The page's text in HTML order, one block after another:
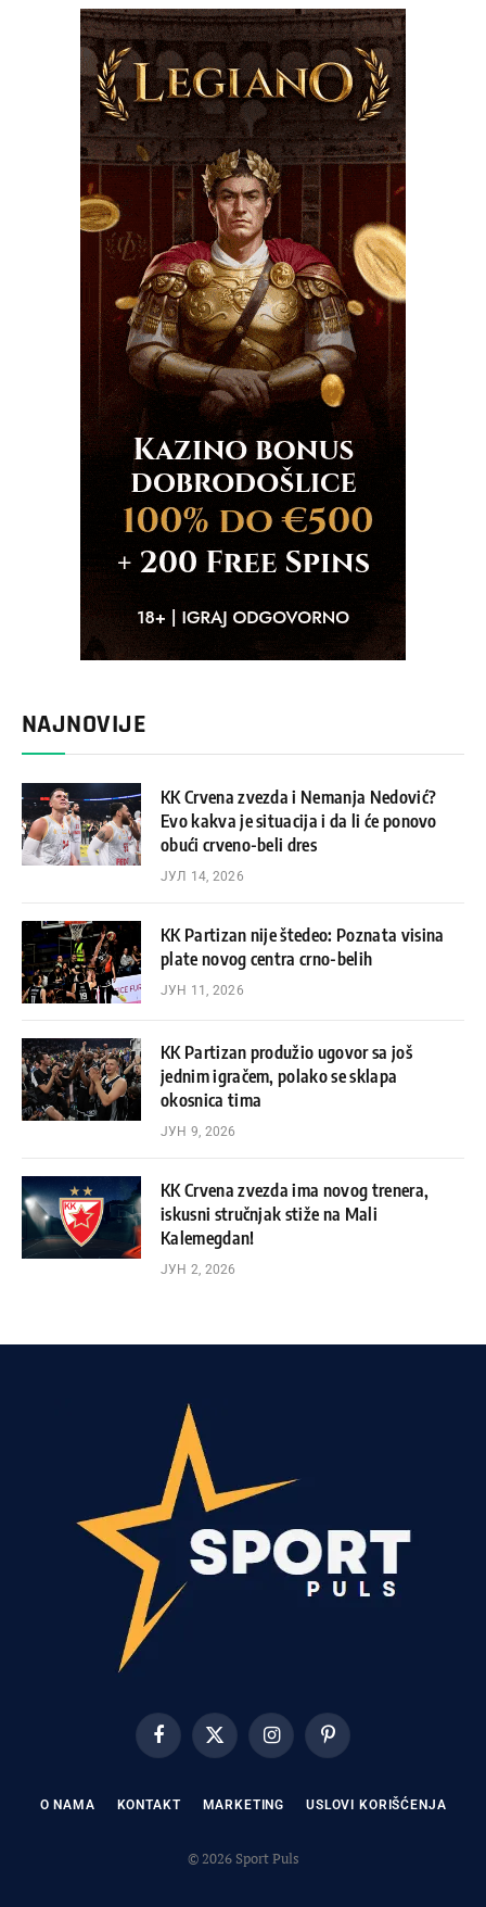
NAJNOVIJE
KK Crvena zvezda i Nemanja Nedović?
Evo kakva je situacija i da li će ponovo
obući crveno-beli dres
ЈУЛ 14, 2026
KK Partizan nije štedeo: Poznata visina
plate novog centra crno-belih
ЈУН 11, 2026
KK Partizan produžio ugovor sa još
jednim igračem, polako se sklapa
okosnica tima
ЈУН 9, 2026
KK Crvena zvezda ima novog trenera,
iskusni stručnjak stiže na Mali
Kalemegdan!
ЈУН 2, 2026
FacebookX
(Twitter)
InstagramPinterest
O NAMA KONTAKT MARKETING USLOVI KORIŠĆENJA
© 2026 Sport Puls